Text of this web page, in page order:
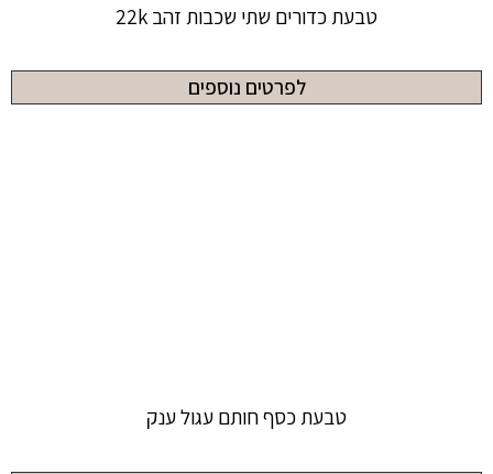
טבעת כדורים שתי שכבות זהב 22k
לפרטים נוספים
טבעת כסף חותם עגול ענק